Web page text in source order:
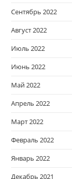
Сентябрь 2022
Август 2022
Июль 2022
Июнь 2022
Май 2022
Апрель 2022
Март 2022
Февраль 2022
Январь 2022
Декабрь 2021